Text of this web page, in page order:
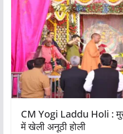
CM Yogi Laddu Holi :
में खेली अनूठी होली